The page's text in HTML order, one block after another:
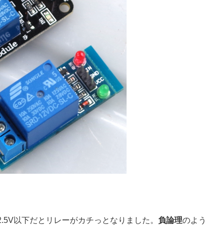
以下だとリレーがカチっとなりました。負論理のよう